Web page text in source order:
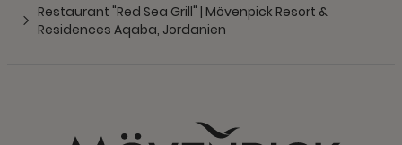
Restaurant "Red Sea Grill" | Mövenpick Resort &
Residences Aqaba, Jordanien